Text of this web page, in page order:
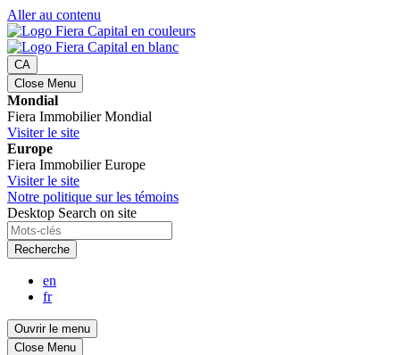
Aller au contenu
CA
Close Menu
Mondial
Fiera Immobilier Mondial
Visiter le site
Europe
Fiera Immobilier Europe
Visiter le site
Notre politique sur les témoins
Desktop Search on site
Recherche
en
fr
Ouvrir le menu
Close Menu